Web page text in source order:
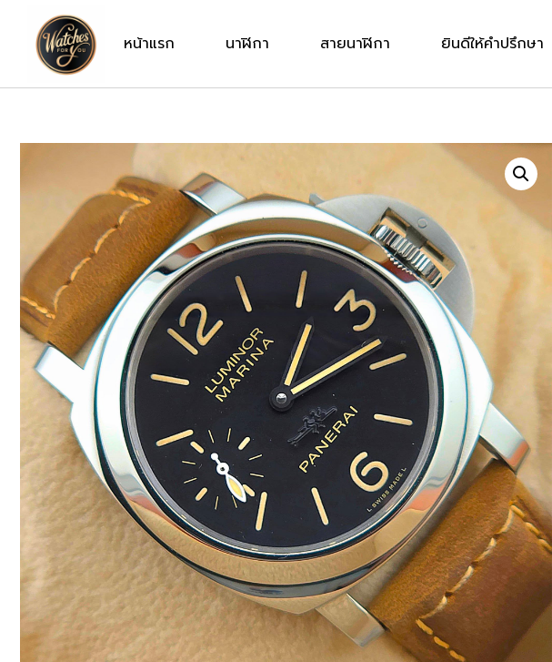
หน้าแรก นาฬิกา สายนาฬิกา ยินดีให้คำปรึกษา